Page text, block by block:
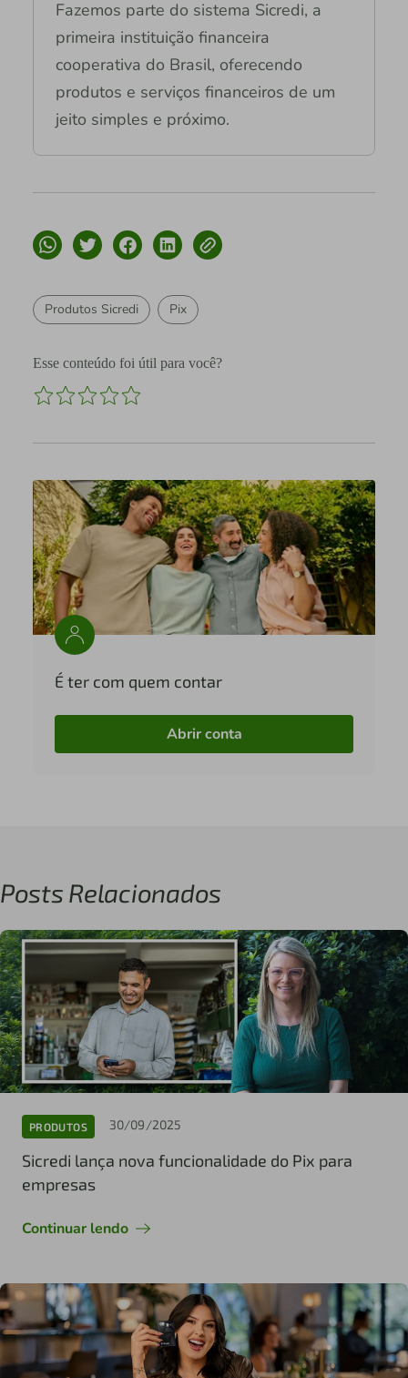
Fazemos parte do sistema Sicredi, a
primeira instituição financeira
cooperativa do Brasil, oferecendo
produtos e serviços financeiros de um
jeito simples e próximo.
Produtos Sicredi Pix
Esse conteúdo foi útil para você?
É ter com quem contar
Abrir conta
Posts Relacionados
PRODUTOS 30/09/2025
Sicredi lança nova funcionalidade do Pix para
empresas
Continuar lendo